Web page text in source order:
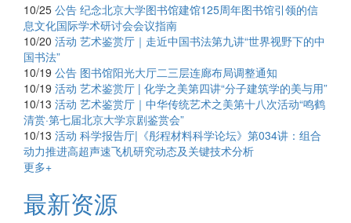
10/25 公告 纪念北京大学图书馆建馆125周年图书馆引领的信
息文化国际学术研讨会会议指南
10/20 活动 艺术鉴赏厅｜走近中国书法第九讲“世界视野下的中
国书法”
10/19 公告 图书馆阳光大厅二三层连廊布局调整通知
10/19 活动 艺术鉴赏厅 | 化学之美第四讲“分子建筑学的美与用”
10/13 活动 艺术鉴赏厅｜中华传统艺术之美第十八次活动“鸣鹤
清赏·第七届北京大学京剧鉴赏会”
10/13 活动 科学报告厅|《彤程材料科学论坛》第034讲：组合
动力推进高超声速飞机研究动态及关键技术分析
更多+
最新资源